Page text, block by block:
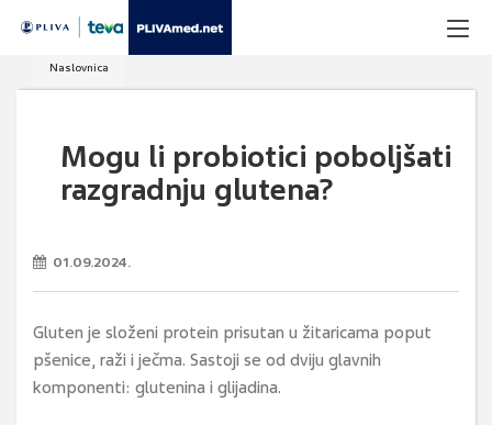
Naslovnica
Mogu li probiotici poboljšati
razgradnju glutena?
01.09.2024.
Gluten je složeni protein prisutan u žitaricama poput
pšenice, raži i ječma. Sastoji se od dviju glavnih
komponenti: glutenina i glijadina.